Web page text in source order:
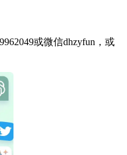
或微信dhzyfun，或